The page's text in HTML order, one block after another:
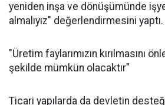
yeniden inşa ve dönüşümünde
almalıyız" değerlendirmesini yaptı.
"Üretim faylarımızın kırılmasını
şekilde mümkün olacaktır"
Ticari yapılarda da devletin